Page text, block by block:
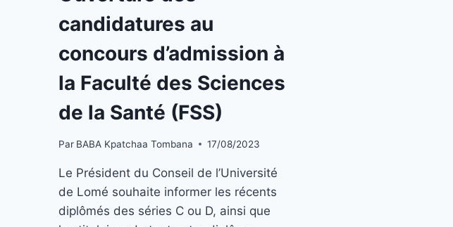
candidatures au
concours d’admission à
la Faculté des Sciences
de la Santé (FSS)
Par BABA Kpatchaa Tombana 17/08/2023
Le Président du Conseil de l’Université
de Lomé souhaite informer les récents
diplômés des séries C ou D, ainsi que